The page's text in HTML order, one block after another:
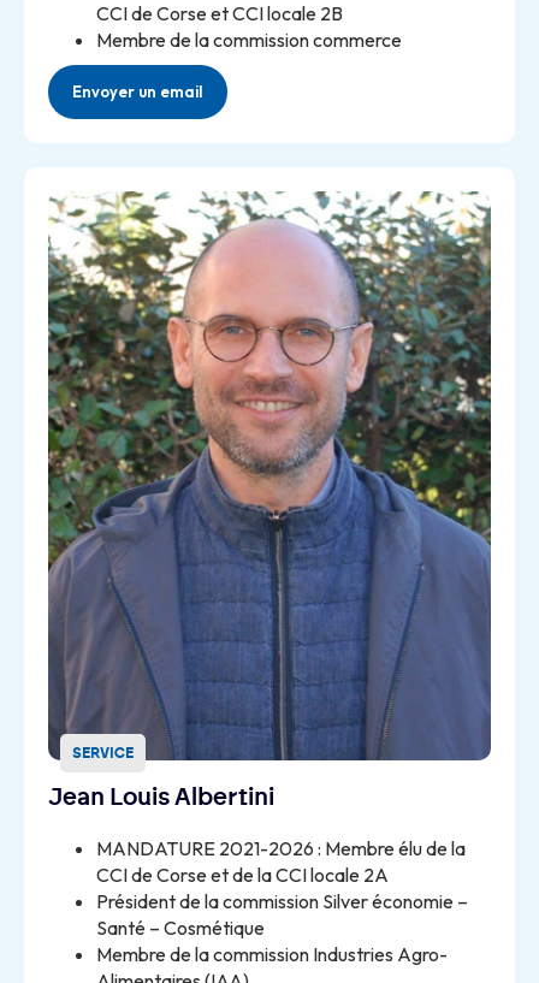
CCI de Corse et CCI locale 2B
Membre de la commission commerce
Envoyer un email
SERVICE
Jean Louis Albertini
MANDATURE 2021-2026 : Membre élu de la
CCI de Corse et de la CCI locale 2A
Président de la commission Silver économie –
Santé – Cosmétique
Membre de la commission Industries Agro-